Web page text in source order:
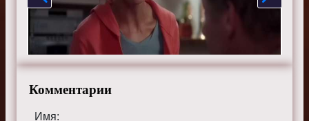
Комментарии
Имя: